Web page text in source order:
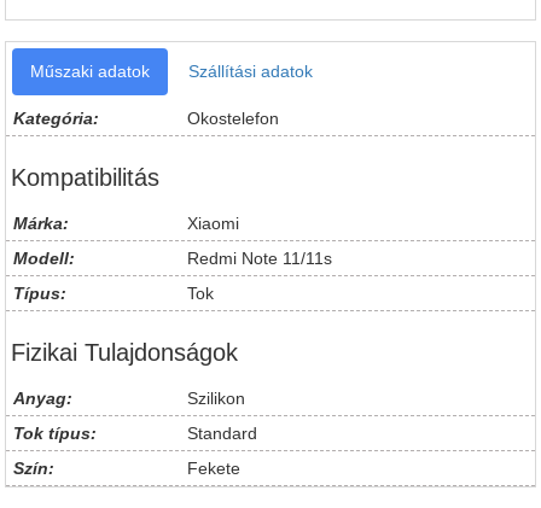
Műszaki adatok Szállítási adatok
Kategória: Okostelefon
Kompatibilitás
Márka:
Xiaomi
Modell:
Redmi Note 11/11s
Típus:
Tok
Fizikai Tulajdonságok
Anyag:
Szilikon
Tok típus:
Standard
Szín:
Fekete